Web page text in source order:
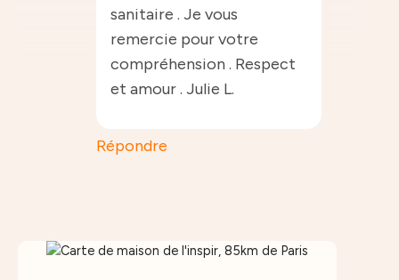
sanitaire . Je vous
remercie pour votre
compréhension . Respect
et amour . Julie L.
Répondre